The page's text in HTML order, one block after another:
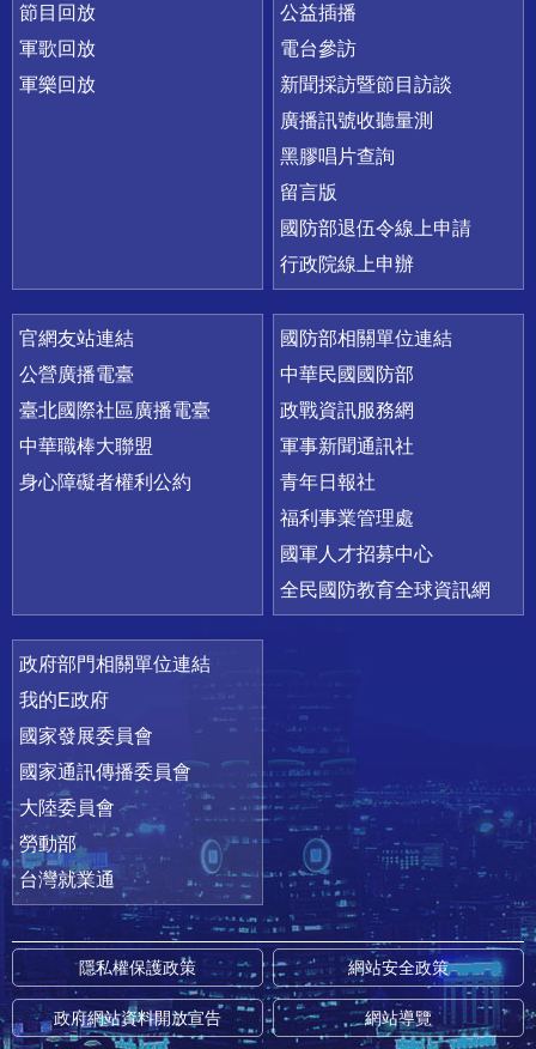
節目回放
軍歌回放
軍樂回放
公益插播
電台參訪
新聞採訪暨節目訪談
廣播訊號收聽量測
黑膠唱片查詢
留言版
國防部退伍令線上申請
行政院線上申辦
官網友站連結
公營廣播電臺
臺北國際社區廣播電臺
中華職棒大聯盟
身心障礙者權利公約
國防部相關單位連結
中華民國國防部
政戰資訊服務網
軍事新聞通訊社
青年日報社
福利事業管理處
國軍人才招募中心
全民國防教育全球資訊網
政府部門相關單位連結
我的E政府
國家發展委員會
國家通訊傳播委員會
大陸委員會
勞動部
台灣就業通
隱私權保護政策 網站安全政策
政府網站資料開放宣告 網站導覽